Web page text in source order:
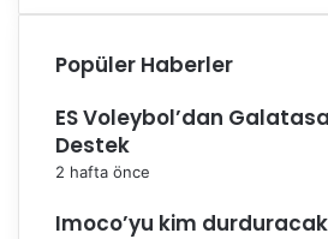
n
s
İ
z
Popüler Haberler
ES Voleybol’dan
Destek
2 hafta önce
Imoco’yu kim